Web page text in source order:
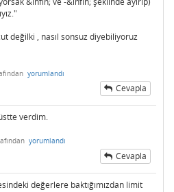
değilki , nasıl sonsuz diyebiliyoruz
yorumlandı
Cevapla
verdim.
yorumlandı
Cevapla
değerlere baktığımızdan limit